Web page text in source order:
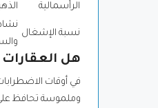
الرأسمالية
نسبة الإشغال
هل العقارات
في أوقات